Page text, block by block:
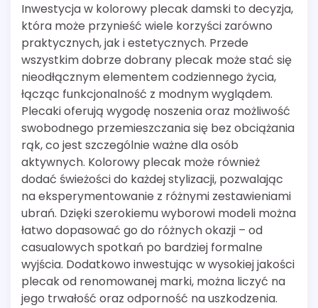
Inwestycja w kolorowy plecak damski to decyzja,
która może przynieść wiele korzyści zarówno
praktycznych, jak i estetycznych. Przede
wszystkim dobrze dobrany plecak może stać się
nieodłącznym elementem codziennego życia,
łącząc funkcjonalność z modnym wyglądem.
Plecaki oferują wygodę noszenia oraz możliwość
swobodnego przemieszczania się bez obciążania
rąk, co jest szczególnie ważne dla osób
aktywnych. Kolorowy plecak może również
dodać świeżości do każdej stylizacji, pozwalając
na eksperymentowanie z różnymi zestawieniami
ubrań. Dzięki szerokiemu wyborowi modeli można
łatwo dopasować go do różnych okazji – od
casualowych spotkań po bardziej formalne
wyjścia. Dodatkowo inwestując w wysokiej jakości
plecak od renomowanej marki, można liczyć na
jego trwałość oraz odporność na uszkodzenia.